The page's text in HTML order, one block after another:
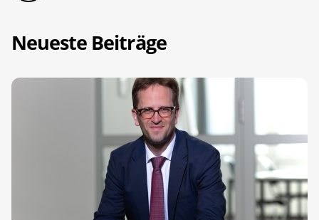
Neueste Beiträge